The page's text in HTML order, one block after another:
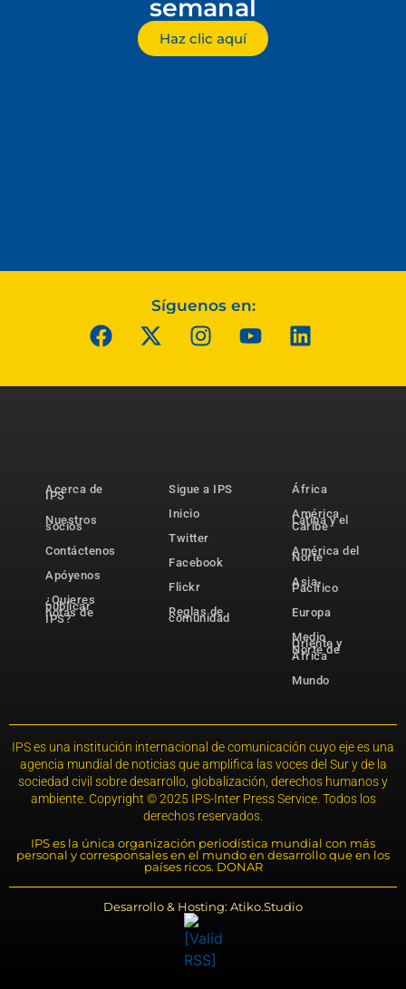
semanal
Haz clic aquí
Síguenos en:
Acerca de
IPS
Nuestros
socios
Contáctenos
Apóyenos
¿Quieres
publicar
notas de
IPS?
Sigue a IPS
Inicio
Twitter
Facebook
Flickr
Reglas de
comunidad
África
América
Latina y el
Caribe
América del
Norte
Asia-
Pacífico
Europa
Medio
Oriente y
Norte de
África
Mundo
IPS es una institución internacional de comunicación cuyo eje es una
agencia mundial de noticias que amplifica las voces del Sur y de la
sociedad civil sobre desarrollo, globalización, derechos humanos y
ambiente. Copyright © 2025 IPS-Inter Press Service. Todos los
derechos reservados.
IPS es la única organización periodística mundial con más
personal y corresponsales en el mundo en desarrollo que en los
países ricos. DONAR
Desarrollo & Hosting: Atiko.Studio